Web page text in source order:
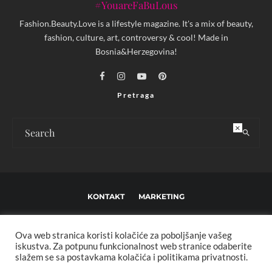
#YouareFaBuLous
Fashion.Beauty.Love is a lifestyle magazine. It's a mix of beauty,
fashion, culture, art, controversy & cool! Made in
Bosnia&Herzegovina!
Pretraga
KONTAKT MARKETING
IMPRESSUM O NAMA
Ova web stranica koristi kolačiće za poboljšanje vašeg
iskustva. Za potpunu funkcionalnost web stranice odaberite
slažem se sa postavkama kolačića i politikama privatnosti.
×